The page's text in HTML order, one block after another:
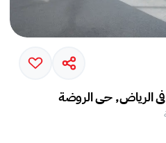
في الرياض, حي الروضة